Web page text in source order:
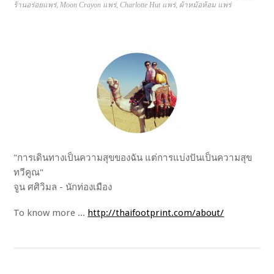
ร้านอร่อยแพร่,Moon Crayon แพร่,Charlotte Hut แพร่, ผ้าหม้อห้อม แพร่
"การเดินทางเป็นความสุขของฉัน แต่การแบ่งปันเป็นความสุข
ทวีคูณ"
จูน ศศิวิมล - นักท่องเมือง
To know more ... http://thaifootprint.com/about/